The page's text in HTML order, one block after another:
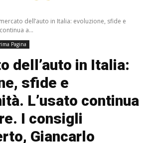
dell’auto in Italia: evoluzione, sfide e
a...
Pagina
dell’auto in Italia:
sfide e
L’usato continua
I consigli
Giancarlo